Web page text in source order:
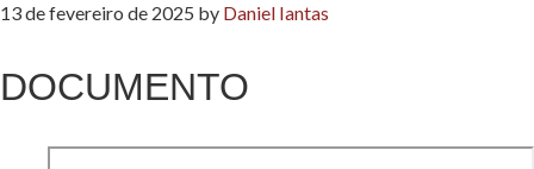
13 de fevereiro de 2025 by Daniel Iantas
DOCUMENTO